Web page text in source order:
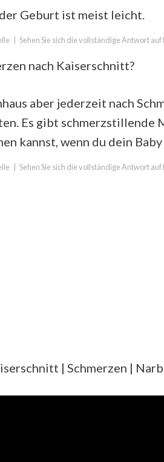
Geburt ist meist leicht.
Sehen Sie sich die vollständige Antwort auf
nach Kaiserschnitt?
aber jederzeit nach
Es gibt schmerzstillende
kannst, wenn du dein
Sehen Sie sich die vollständige Antwort
| Schmerzen |